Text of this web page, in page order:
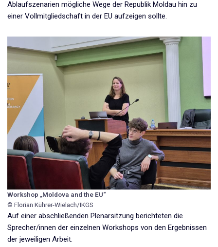
Ablaufszenarien mögliche Wege der Republik Moldau hin zu
einer Vollmitgliedschaft in der EU aufzeigen sollte.
Workshop „Moldova and the EU“
© Florian Kührer-Wielach/IKGS
Auf einer abschließenden Plenarsitzung berichteten die
Sprecher/innen der einzelnen Workshops von den Ergebnissen
der jeweiligen Arbeit.